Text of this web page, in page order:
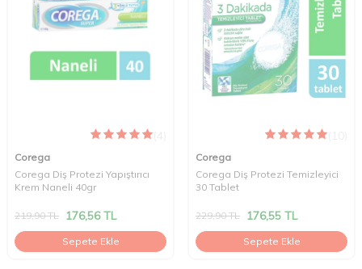
Corega
Corega Diş Protezi Yapıştırıcı
Krem Naneli 40gr
219,90TL 176,56TL
Sepete Ekle
Corega
Corega Diş Protezi Temizleyici
30 Tablet
229,90TL 176,55 TL
Sepete Ekle